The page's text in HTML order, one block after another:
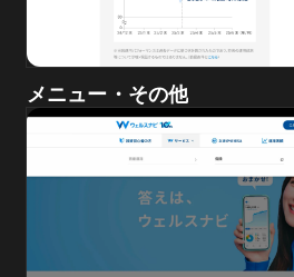
メニュー・その他